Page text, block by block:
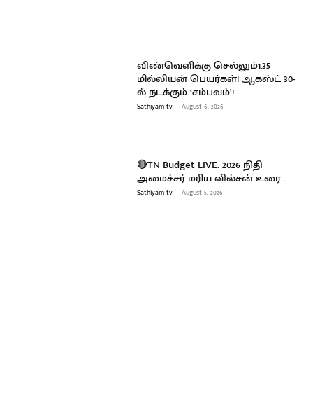
விண்வெளிக்கு செல்லும்1.35
மில்லியன் பெயர்கள்! ஆகஸ்ட் 30-
ல் நடக்கும் ‘சம்பவம்’!
Sathiyam tv - August 6, 2026
🔴TN Budget LIVE: 2026 நிதி
அமைச்சர் மரிய வில்சன் உரை…
Sathiyam tv - August 5, 2026